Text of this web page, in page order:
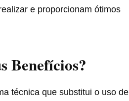
e proporcionam ótimos
Benefícios?
técnica que substitui o uso de